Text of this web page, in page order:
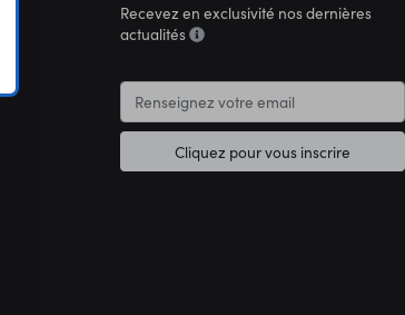
Recevez en exclusivité nos dernières
actualités
Cliquez pour vous inscrire